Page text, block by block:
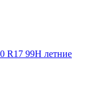
R17 99H летние